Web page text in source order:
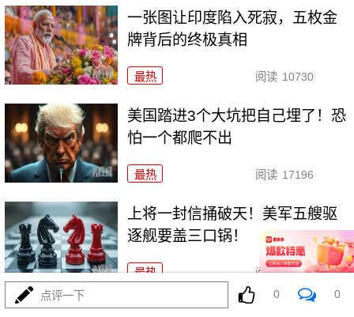
一张图让印度陷入死寂，五枚金
牌背后的终极真相
最热 阅读 10730
美国踏进3个大坑把自己埋了！恐
怕一个都爬不出
最热 阅读 17196
上将一封信捅破天！美军五艘驱
逐舰要盖三口锅！
最热 阅读 7325
特朗普要对伊朗动手？最狠的还没来，最骚的来了
点评一下 0 0